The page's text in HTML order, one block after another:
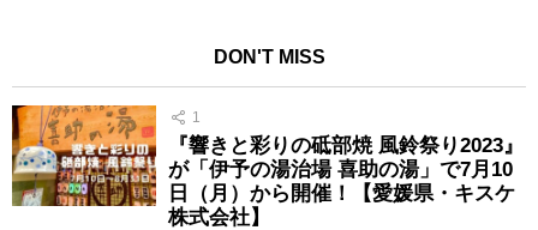
DON'T MISS
1
『響きと彩りの砥部焼 風鈴祭り2023』
が「伊予の湯治場 喜助の湯」で7月10
日（月）から開催！【愛媛県・キスケ
株式会社】